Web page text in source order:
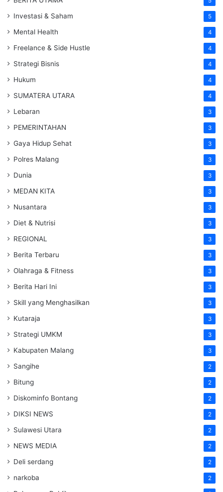
Investasi & Saham 5
Mental Health 4
Freelance & Side Hustle 4
Strategi Bisnis 4
Hukum 4
SUMATERA UTARA 4
Lebaran 3
PEMERINTAHAN 3
Gaya Hidup Sehat 3
Polres Malang 3
Dunia 3
MEDAN KITA 3
Nusantara 3
Diet & Nutrisi 3
REGIONAL 3
Berita Terbaru 3
Olahraga & Fitness 3
Berita Hari Ini 3
Skill yang Menghasilkan 3
Kutaraja 3
Strategi UMKM 3
Kabupaten Malang 3
Sangihe 2
Bitung 2
Diskominfo Bontang 2
DIKSI NEWS 2
Sulawesi Utara 2
NEWS MEDIA 2
Deli serdang 2
narkoba 2